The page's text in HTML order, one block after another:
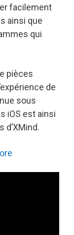
facilement
ainsi que
qui
pièces
de
sous
iOS est ainsi
d’XMind.